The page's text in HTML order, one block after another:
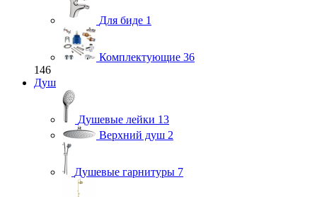
Для биде 1
Комплектующие 36
146
Душ
Душевые лейки 13
Верхний душ 2
Душевые гарнитуры 7